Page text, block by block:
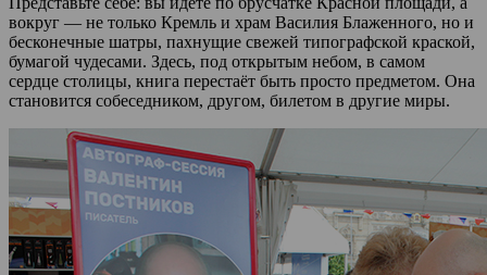
вокруг — не только Кремль и храм Василия Блаженного, но и
бесконечные шатры, пахнущие свежей типографской краской,
бумагой чудесами. Здесь, под открытым небом, в самом
сердце столицы, книга перестаёт быть просто предметом. Она
становится собеседником, другом, билетом в другие миры.